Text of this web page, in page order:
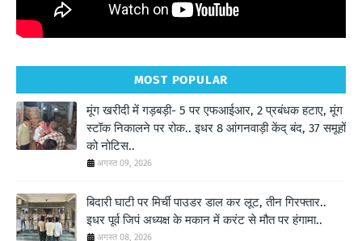
MOST POPULAR
मूंग खरीदी में गड़बड़ी- 5 पर एफआईआर, 2 प्रबंधक हटाए, मूंग
स्टॉक निकालने पर रोक.. इधर 8 आंगनवाड़ी केंद् बंद, 37 समूहों
को नोटिस..
अगस्त 09, 2026
बिदारी घाटी पर मिर्ची पाउडर डाल कर लूट, तीन गिरफ्तार..
इधर पूर्व जिपं अध्यक्ष के मकान में करंट से मौत पर हंगामा..
अगस्त 08, 2026